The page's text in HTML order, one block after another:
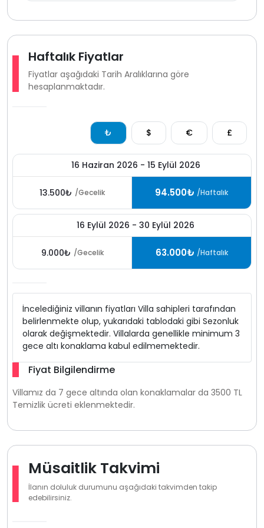
Haftalık Fiyatlar
Fiyatlar aşağıdaki Tarih Aralıklarına göre
hesaplanmaktadır.
₺ $ € £
16 Haziran 2026 - 15 Eylül 2026
13.500₺ /Gecelik 94.500₺ /Haftalık
16 Eylül 2026 - 30 Eylül 2026
9.000₺ /Gecelik 63.000₺ /Haftalık
İncelediğiniz villanın fiyatları Villa sahipleri tarafından
belirlenmekte olup, yukarıdaki tablodaki gibi Sezonluk
olarak değişmektedir. Villalarda genellikle minimum 3
gece altı konaklama kabul edilmemektedir.
Fiyat Bilgilendirme
Villamız da 7 gece altında olan konaklamalar da 3500 TL
Temizlik ücreti eklenmektedir.
Müsaitlik Takvimi
İlanın doluluk durumunu aşağıdaki takvimden takip
edebilirsiniz.